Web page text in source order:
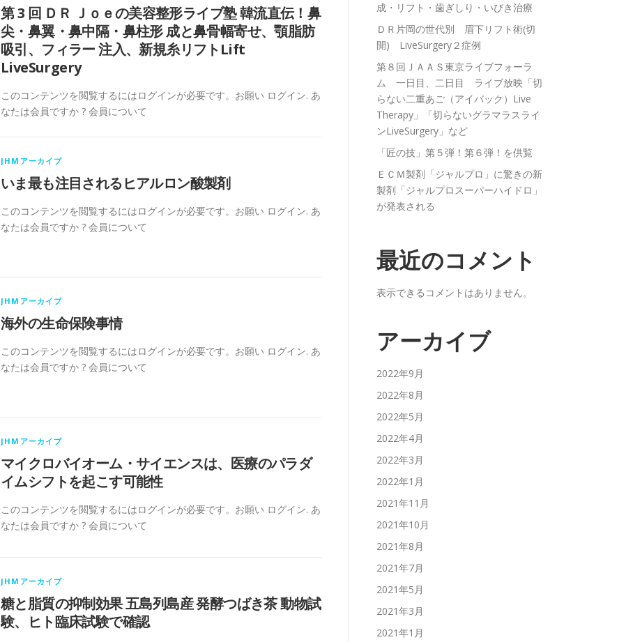
第 3 回 ＤＲ Ｊｏｅの美容整形ライブ塾 韓流直伝！鼻
尖・鼻翼・鼻中隔・鼻柱形 成と鼻骨幅寄せ、顎脂肪
吸引、フィラー 注入、新規糸リフトLift
LiveSurgery
このコンテンツを閲覧するにはログインが必要です。お願い ログイン. あ
なたは会員ですか ? 会員について
JHMアーカイブ
いま最も注目されるヒアルロン酸製剤
このコンテンツを閲覧するにはログインが必要です。お願い ログイン. あ
なたは会員ですか ? 会員について
JHMアーカイブ
海外の生命保険事情
このコンテンツを閲覧するにはログインが必要です。お願い ログイン. あ
なたは会員ですか ? 会員について
JHMアーカイブ
マイクロバイオーム・サイエンスは、医療のパラダ
イムシフトを起こす可能性
このコンテンツを閲覧するにはログインが必要です。お願い ログイン. あ
なたは会員ですか ? 会員について
JHMアーカイブ
糖と脂質の抑制効果 五島列島産 発酵つばき茶 動物試
験、ヒト臨床試験で確認
成・リフト・歯ぎしり・いびき治療
ＤＲ片岡の世代別 眉下リフト術(切
開) LiveSurgery２症例
第８回ＪＡＡＳ東京ライブフォーラ
ム 一日目、二日目 ライブ放映「切
らない二重あご（アイバック）Live
Therapy」「切らないグラマラスライ
ンLiveSurgery」など
「匠の技」第５弾！第６弾！を供覧
ＥＣＭ製剤「ジャルプロ」に驚きの新
製剤「ジャルプロスーパーハイドロ」
が発表される
最近のコメント
表示できるコメントはありません。
アーカイブ
2022年9月
2022年8月
2022年5月
2022年4月
2022年3月
2022年1月
2021年11月
2021年10月
2021年8月
2021年7月
2021年5月
2021年3月
2021年1月